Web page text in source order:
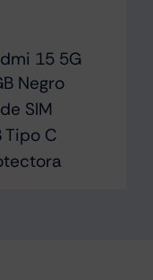
15 5G
Negro
SIM
Tipo C